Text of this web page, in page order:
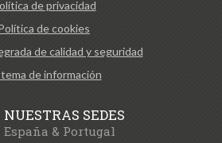
de privacidad
de cookies
de calidad y seguridad
de información
NUESTRAS SEDES
España & Portugal